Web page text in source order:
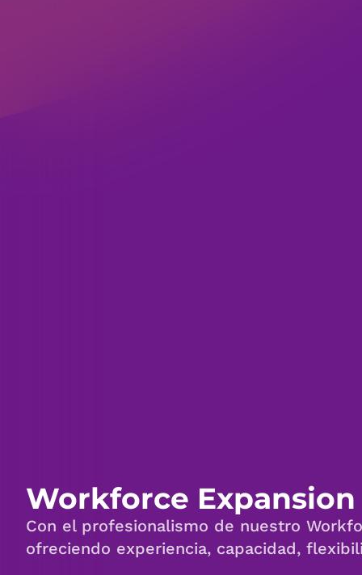
Workforce Expansion
Con el profesionalismo de nuestro
ofreciendo experiencia, capacidad,